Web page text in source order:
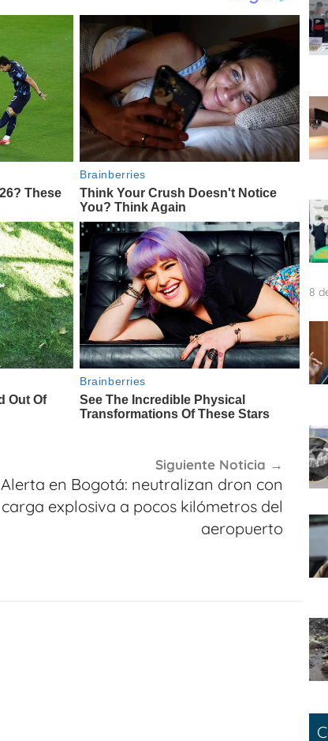
Siguiente Noticia
Alerta en Bogotá: neutralizan dron con
carga explosiva a pocos kilómetros del
aeropuerto
8